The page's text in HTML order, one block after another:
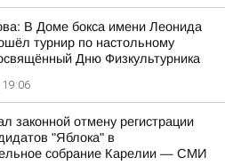
В Доме бокса имени Леонида
турнир по настольному
Дню Физкультурника
19:06
законной отмену регистрации
"Яблока" в
собрание Карелии — СМИ